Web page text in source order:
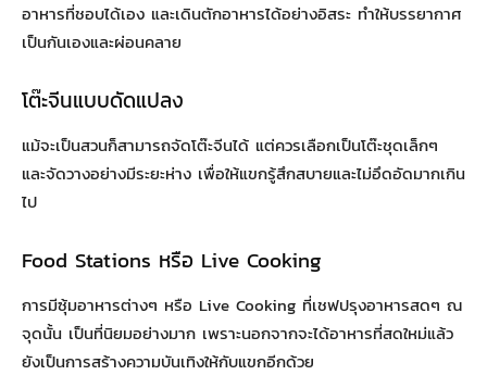
อาหารที่ชอบได้เอง และเดินตักอาหารได้อย่างอิสระ ทำให้บรรยากาศ
เป็นกันเองและผ่อนคลาย
โต๊ะจีนแบบดัดแปลง
แม้จะเป็นสวนก็สามารถจัดโต๊ะจีนได้ แต่ควรเลือกเป็นโต๊ะชุดเล็กๆ
และจัดวางอย่างมีระยะห่าง เพื่อให้แขกรู้สึกสบายและไม่อึดอัดมากเกิน
ไป
Food Stations หรือ Live Cooking
การมีซุ้มอาหารต่างๆ หรือ Live Cooking ที่เชฟปรุงอาหารสดๆ ณ
จุดนั้น เป็นที่นิยมอย่างมาก เพราะนอกจากจะได้อาหารที่สดใหม่แล้ว
ยังเป็นการสร้างความบันเทิงให้กับแขกอีกด้วย